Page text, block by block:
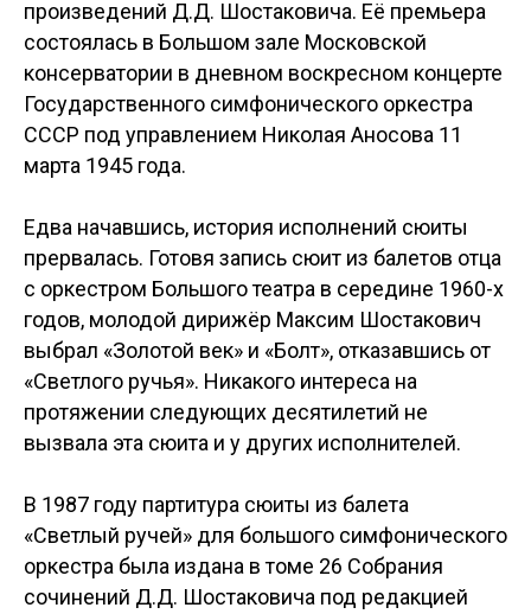
произведений Д.Д. Шостаковича. Её премьера
состоялась в Большом зале Московской
консерватории в дневном воскресном концерте
Государственного симфонического оркестра
СССР под управлением Николая Аносова 11
марта 1945 года.
Едва начавшись, история исполнений сюиты
прервалась. Готовя запись сюит из балетов отца
с оркестром Большого театра в середине 1960-х
годов, молодой дирижёр Максим Шостакович
выбрал «Золотой век» и «Болт», отказавшись от
«Светлого ручья». Никакого интереса на
протяжении следующих десятилетий не
вызвала эта сюита и у других исполнителей.
В 1987 году партитура сюиты из балета
«Светлый ручей» для большого симфонического
оркестра была издана в томе 26 Собрания
сочинений Д.Д. Шостаковича под редакцией